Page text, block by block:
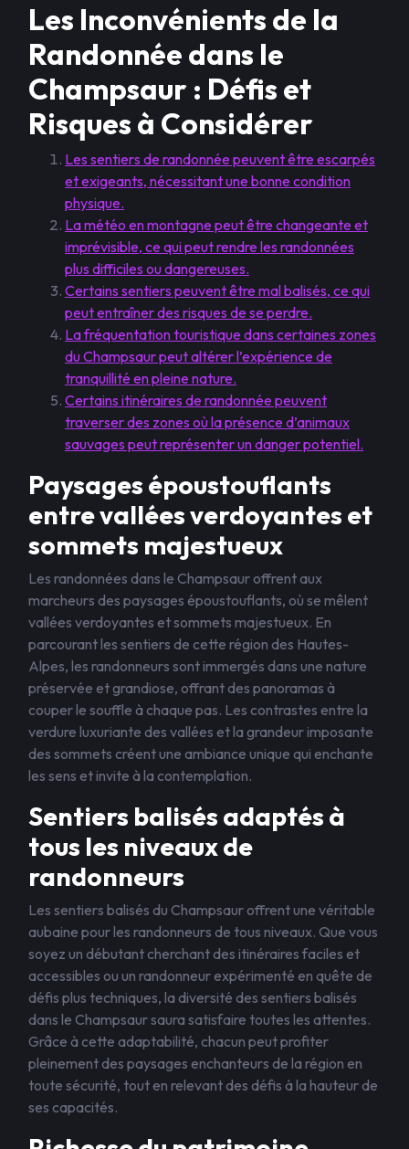
Les Inconvénients de la
Randonnée dans le
Champsaur : Défis et
Risques à Considérer
Les sentiers de randonnée peuvent être escarpés
et exigeants, nécessitant une bonne condition
physique.
La météo en montagne peut être changeante et
imprévisible, ce qui peut rendre les randonnées
plus difficiles ou dangereuses.
Certains sentiers peuvent être mal balisés, ce qui
peut entraîner des risques de se perdre.
La fréquentation touristique dans certaines zones
du Champsaur peut altérer l’expérience de
tranquillité en pleine nature.
Certains itinéraires de randonnée peuvent
traverser des zones où la présence d’animaux
sauvages peut représenter un danger potentiel.
Paysages époustouflants
entre vallées verdoyantes et
sommets majestueux
Les randonnées dans le Champsaur offrent aux
marcheurs des paysages époustouflants, où se mêlent
vallées verdoyantes et sommets majestueux. En
parcourant les sentiers de cette région des Hautes-
Alpes, les randonneurs sont immergés dans une nature
préservée et grandiose, offrant des panoramas à
couper le souffle à chaque pas. Les contrastes entre la
verdure luxuriante des vallées et la grandeur imposante
des sommets créent une ambiance unique qui enchante
les sens et invite à la contemplation.
Sentiers balisés adaptés à
tous les niveaux de
randonneurs
Les sentiers balisés du Champsaur offrent une véritable
aubaine pour les randonneurs de tous niveaux. Que vous
soyez un débutant cherchant des itinéraires faciles et
accessibles ou un randonneur expérimenté en quête de
défis plus techniques, la diversité des sentiers balisés
dans le Champsaur saura satisfaire toutes les attentes.
Grâce à cette adaptabilité, chacun peut profiter
pleinement des paysages enchanteurs de la région en
toute sécurité, tout en relevant des défis à la hauteur de
ses capacités.